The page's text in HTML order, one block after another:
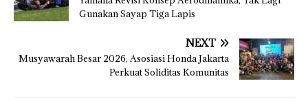
Gunakan Sayap Tiga Lapis
NEXT
Musyawarah Besar 2026, Asosiasi Honda Jakarta
Perkuat Soliditas Komunitas